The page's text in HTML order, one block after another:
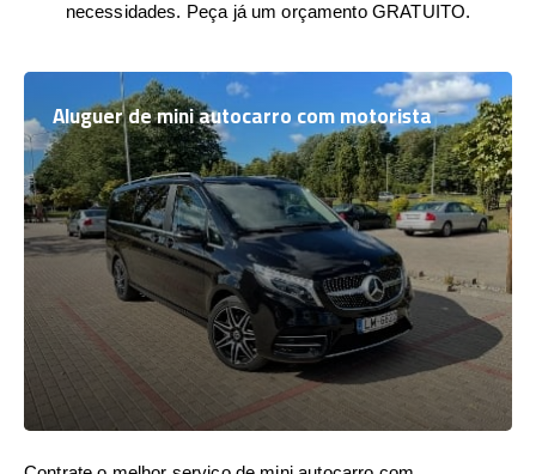
necessidades. Peça já um orçamento GRATUITO.
Aluguer de mini autocarro com motorista